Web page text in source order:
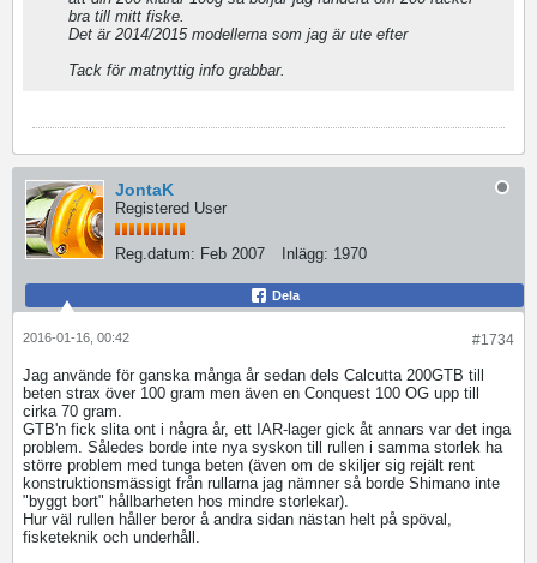
bra till mitt fiske.
Det är 2014/2015 modellerna som jag är ute efter
Tack för matnyttig info grabbar.
JontaK
Registered User
Reg.datum: Feb 2007 Inlägg: 1970
Dela
#1734
2016-01-16, 00:42
Jag använde för ganska många år sedan dels Calcutta 200GTB till
beten strax över 100 gram men även en Conquest 100 OG upp till
cirka 70 gram.
GTB'n fick slita ont i några år, ett IAR-lager gick åt annars var det inga
problem. Således borde inte nya syskon till rullen i samma storlek ha
större problem med tunga beten (även om de skiljer sig rejält rent
konstruktionsmässigt från rullarna jag nämner så borde Shimano inte
"byggt bort" hållbarheten hos mindre storlekar).
Hur väl rullen håller beror å andra sidan nästan helt på spöval,
fisketeknik och underhåll.